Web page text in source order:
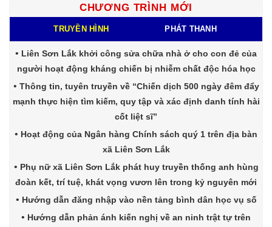
CHƯƠNG TRÌNH MỚI
TRUYỀN HÌNH PHÁT THANH
Liên Sơn Lắk khởi công sửa chữa nhà ở cho con đẻ của
người hoạt động kháng chiến bị nhiễm chất độc hóa học
Thông tin, tuyên truyền về “Chiến dịch 500 ngày đêm đẩy
mạnh thực hiện tìm kiếm, quy tập và xác định danh tính hài
cốt liệt sĩ”
Hoạt động của Ngân hàng Chính sách quý 1 trên địa bàn
xã Liên Sơn Lắk
Phụ nữ xã Liên Sơn Lắk phát huy truyền thống anh hùng
đoàn kết, trí tuệ, khát vọng vươn lên trong kỷ nguyên mới
Hướng dẫn đăng nhập vào nền tảng bình dân học vụ số
Hướng dẫn phản ánh kiến nghị về an ninh trật tự trên